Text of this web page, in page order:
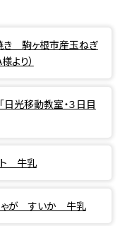
き 駒ヶ根市産玉ねぎ
より）
日光移動教室・３日目
ト 牛乳
ゃが すいか 牛乳